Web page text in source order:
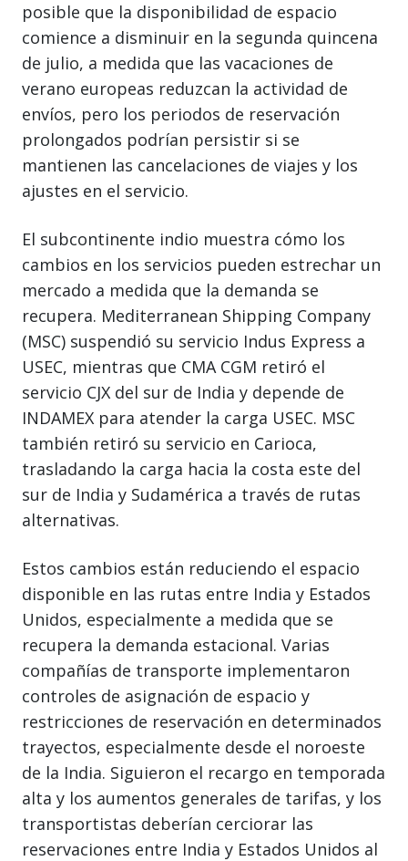
posible que la disponibilidad de espacio
comience a disminuir en la segunda quincena
de julio, a medida que las vacaciones de
verano europeas reduzcan la actividad de
envíos, pero los periodos de reservación
prolongados podrían persistir si se
mantienen las cancelaciones de viajes y los
ajustes en el servicio.
El subcontinente indio muestra cómo los
cambios en los servicios pueden estrechar un
mercado a medida que la demanda se
recupera. Mediterranean Shipping Company
(MSC) suspendió su servicio Indus Express a
USEC, mientras que CMA CGM retiró el
servicio CJX del sur de India y depende de
INDAMEX para atender la carga USEC. MSC
también retiró su servicio en Carioca,
trasladando la carga hacia la costa este del
sur de India y Sudamérica a través de rutas
alternativas.
Estos cambios están reduciendo el espacio
disponible en las rutas entre India y Estados
Unidos, especialmente a medida que se
recupera la demanda estacional. Varias
compañías de transporte implementaron
controles de asignación de espacio y
restricciones de reservación en determinados
trayectos, especialmente desde el noroeste
de la India. Siguieron el recargo en temporada
alta y los aumentos generales de tarifas, y los
transportistas deberían cerciorar las
reservaciones entre India y Estados Unidos al